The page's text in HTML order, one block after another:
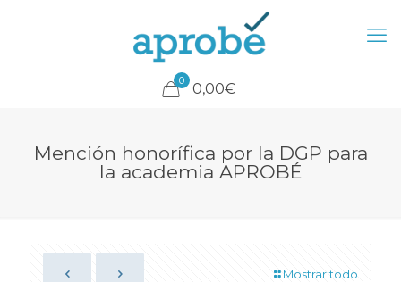
0 0,00€
Mención honorífica por la DGP para
la academia APROBÉ
Mostrar todo